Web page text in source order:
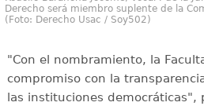
Derecho será miembro suplente de la
(Foto: Derecho Usac / Soy502)
"Con el nombramiento, la
compromiso con la
las instituciones democráticas",